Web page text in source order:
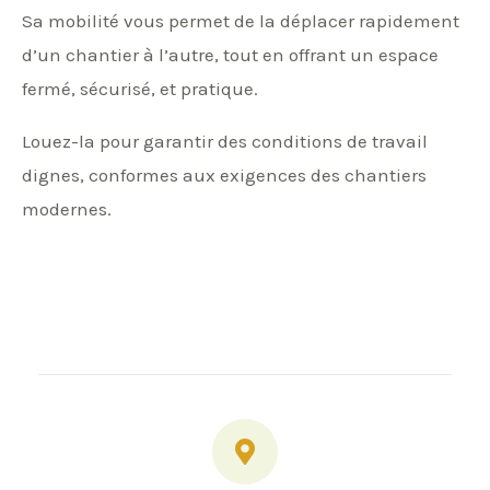
Sa mobilité vous permet de la déplacer rapidement
d’un chantier à l’autre, tout en offrant un espace
fermé, sécurisé, et pratique.
Louez-la pour garantir des conditions de travail
dignes, conformes aux exigences des chantiers
modernes.